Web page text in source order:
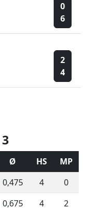
0
6
2
4
Ø HS
MP
0,475 4
0
0,675 4
2